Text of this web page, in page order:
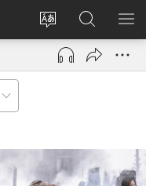
更
改
網
登
入
（開
搜
尋
JW.ORG
顯